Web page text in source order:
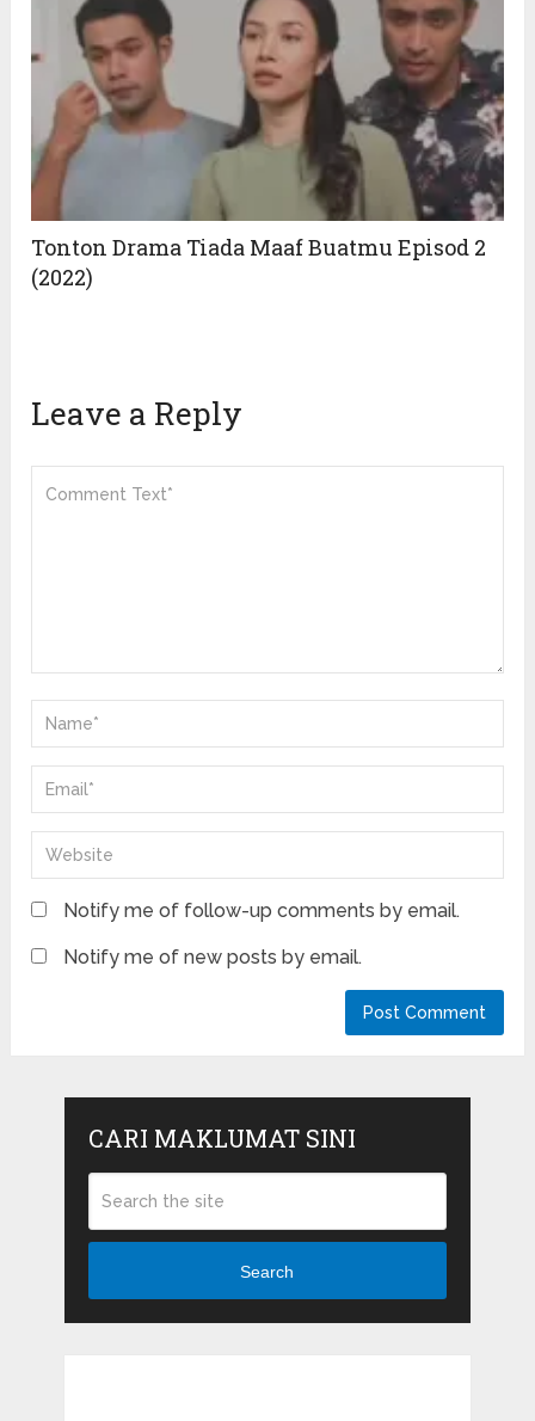
Tonton Drama Tiada Maaf Buatmu Episod 2
(2022)
Leave a Reply
Notify me of follow-up comments by email.
Notify me of new posts by email.
CARI MAKLUMAT SINI
Search